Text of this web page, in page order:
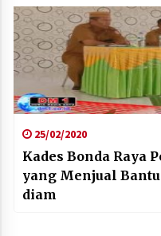
25/02/2020
Kades Bonda Raya
yang Menjual
diam